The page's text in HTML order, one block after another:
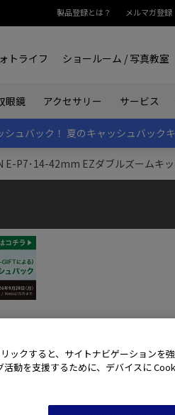
製品登録とは？ メルマガ登録
トライフ ショールーム / 写真教室
眼鏡 アクセサリー サービス
ュバック！ 夏のキャッシュバック
E-P7･14-42mm EZダブルズームキ
真表現を可
ックすると、サイトナビゲーションを
動を支援するために、デバイスに